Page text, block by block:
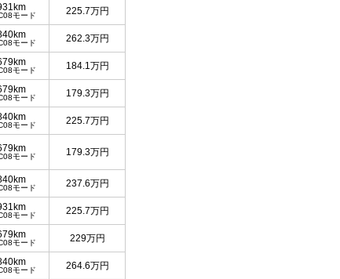
モード 225.7万円
モード 262.3万円
モード 184.1万円
モード 179.3万円
モード 225.7万円
モード 179.3万円
モード 237.6万円
モード 225.7万円
モード 229万円
モード 264.6万円